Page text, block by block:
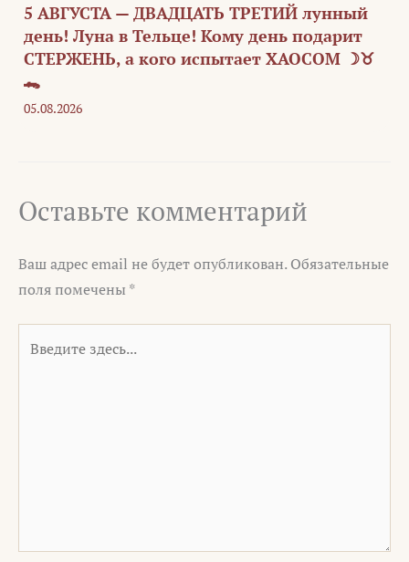
5 АВГУСТА — ДВАДЦАТЬ ТРЕТИЙ лунный
день! Луна в Тельце! Кому день подарит
СТЕРЖЕНЬ, а кого испытает ХАОСОМ ☽♉
🐊
05.08.2026
Оставьте комментарий
Ваш адрес email не будет опубликован. Обязательные
поля помечены *
здесь...